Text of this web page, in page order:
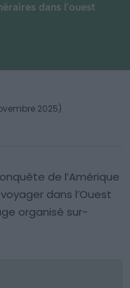
dans l'ouest
2025)
de l’Amérique
dans l’Ouest
organisé sur-